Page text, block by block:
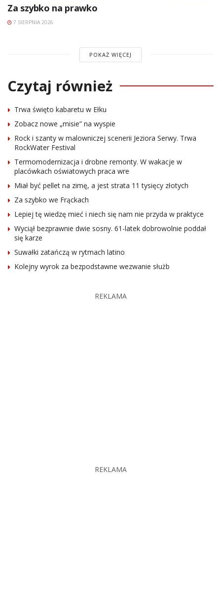
Za szybko na prawko
7 SIERPNIA 2026
POKAŻ WIĘCEJ
Czytaj również
Trwa święto kabaretu w Ełku
Zobacz nowe „misie” na wyspie
Rock i szanty w malowniczej scenerii Jeziora Serwy. Trwa
RockWater Festival
Termomodernizacja i drobne remonty. W wakacje w
placówkach oświatowych praca wre
Miał być pellet na zimę, a jest strata 11 tysięcy złotych
Za szybko we Frąckach
Lepiej tę wiedzę mieć i niech się nam nie przyda w praktyce
Wyciął bezprawnie dwie sosny. 61-latek dobrowolnie poddał
się karze
Suwałki zatańczą w rytmach latino
Kolejny wyrok za bezpodstawne wezwanie służb
REKLAMA
REKLAMA